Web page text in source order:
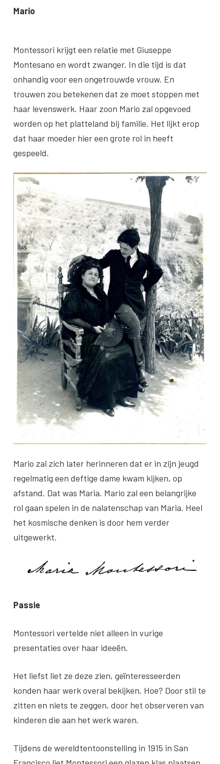
Mario
Montessori krijgt een relatie met Giuseppe
Montesano en wordt zwanger. In die tijd is dat
onhandig voor een ongetrouwde vrouw. En
trouwen zou betekenen dat ze moet stoppen met
haar levenswerk. Haar zoon Mario zal opgevoed
worden op het platteland bij familie. Het lijkt erop
dat haar moeder hier een grote rol in heeft
gespeeld.
Mario zal zich later herinneren dat er in zijn jeugd
regelmatig een deftige dame kwam kijken, op
afstand. Dat was Maria. Mario zal een belangrijke
rol gaan spelen in de nalatenschap van Maria. Heel
het kosmische denken is door hem verder
uitgewerkt.
Passie
Montessori vertelde niet alleen in vurige
presentaties over haar ideeën.
Het liefst liet ze deze zien, geïnteresseerden
konden haar werk overal bekijken. Hoe? Door stil te
zitten en niets te zeggen, door het observeren van
kinderen die aan het werk waren.
Tijdens de wereldtentoonstelling in 1915 in San